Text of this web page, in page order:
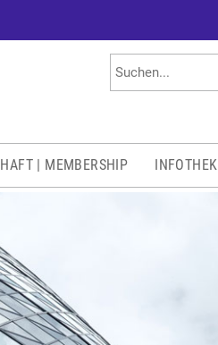
| MEMBERSHIP INFOTHEK